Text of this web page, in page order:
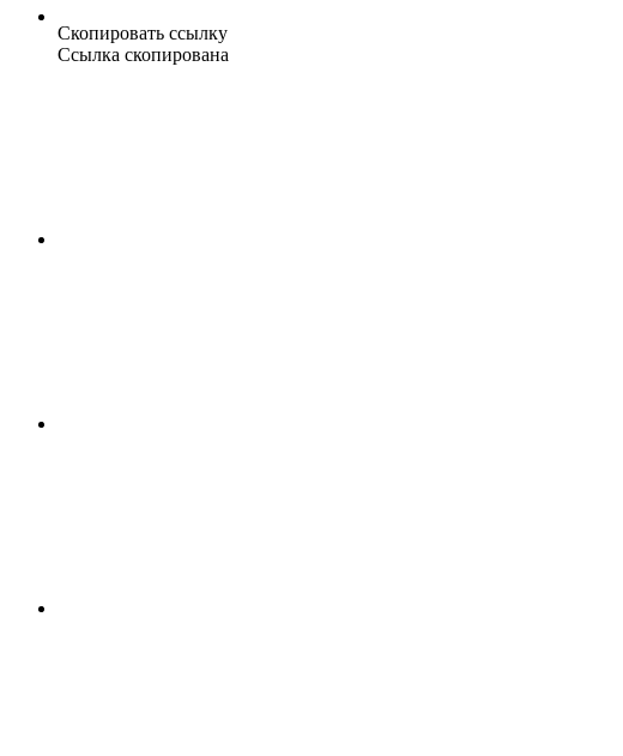
Скопировать ссылку
Ссылка скопирована